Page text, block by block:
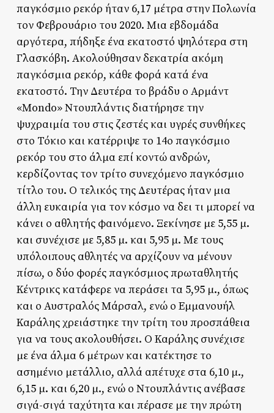
παγκόσμιο ρεκόρ ήταν 6,17 μέτρα στην Πολωνία
τον Φεβρουάριο του 2020. Μια εβδομάδα
αργότερα, πήδηξε ένα εκατοστό ψηλότερα στη
Γλασκόβη. Ακολούθησαν δεκατρία ακόμη
παγκόσμια ρεκόρ, κάθε φορά κατά ένα
εκατοστό. Την Δευτέρα το βράδυ ο Αρμάντ
«Mondo» Ντουπλάντις διατήρησε την
ψυχραιμία του στις ζεστές και υγρές συνθήκες
στο Τόκιο και κατέρριψε το 14ο παγκόσμιο
ρεκόρ του στο άλμα επί κοντώ ανδρών,
κερδίζοντας τον τρίτο συνεχόμενο παγκόσμιο
τίτλο του. Ο τελικός της Δευτέρας ήταν μια
άλλη ευκαιρία για τον κόσμο να δει τι μπορεί να
κάνει ο αθλητής φαινόμενο. Ξεκίνησε με 5,55 μ.
και συνέχισε με 5,85 μ. και 5,95 μ. Με τους
υπόλοιπους αθλητές να αρχίζουν να μένουν
πίσω, ο δύο φορές παγκόσμιος πρωταθλητής
Κέντρικς κατάφερε να περάσει τα 5,95 μ., όπως
και ο Αυστραλός Μάρσαλ, ενώ ο Εμμανουήλ
Καράλης χρειάστηκε την τρίτη του προσπάθεια
για να τους ακολουθήσει. Ο Καράλης συνέχισε
με ένα άλμα 6 μέτρων και κατέκτησε το
ασημένιο μετάλλιο, αλλά απέτυχε στα 6,10 μ.,
6,15 μ. και 6,20 μ., ενώ ο Ντουπλάντις ανέβασε
σιγά-σιγά ταχύτητα και πέρασε με την πρώτη